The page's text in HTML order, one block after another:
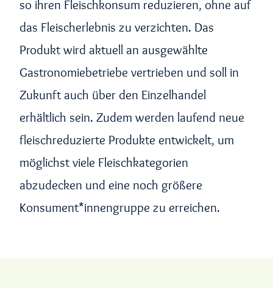
so ihren Fleischkonsum reduzieren, ohne auf
das Fleischerlebnis zu verzichten. Das
Produkt wird aktuell an ausgewählte
Gastronomiebetriebe vertrieben und soll in
Zukunft auch über den Einzelhandel
erhältlich sein. Zudem werden laufend neue
fleischreduzierte Produkte entwickelt, um
möglichst viele Fleischkategorien
abzudecken und eine noch größere
Konsument*innengruppe zu erreichen.